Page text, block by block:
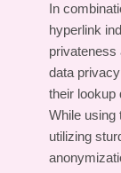
In
hyperlink
privateness
data
their lookup
While using
utilizing